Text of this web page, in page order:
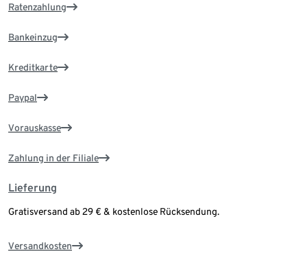
Ratenzahlung
Bankeinzug
Kreditkarte
Paypal
Vorauskasse
Zahlung in der Filiale
Lieferung
Gratisversand ab 29 € & kostenlose Rücksendung.
Versandkosten